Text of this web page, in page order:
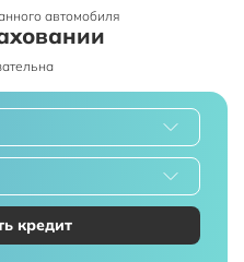
автомобиля
кредит